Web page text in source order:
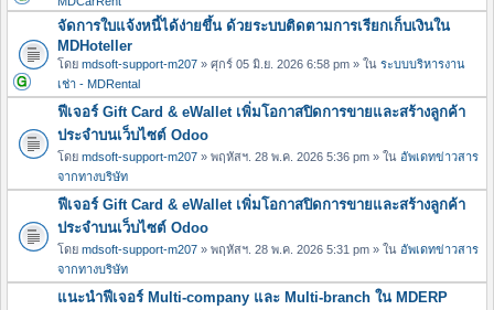
จัดการใบแจ้งหนี้ได้ง่ายขึ้น ด้วยระบบติดตามการเรียกเก็บเงินใน
MDHoteller
โดย mdsoft-support-m207 » ศุกร์ 05 มิ.ย. 2026 6:58 pm » ใน ระบบบริหารงาน
เช่า - MDRental
ฟีเจอร์ Gift Card & eWallet เพิ่มโอกาสปิดการขายและสร้างลูกค้า
ประจำบนเว็บไซต์ Odoo
โดย mdsoft-support-m207 » พฤหัสฯ. 28 พ.ค. 2026 5:36 pm » ใน อัพเดทข่าวสาร
จากทางบริษัท
ฟีเจอร์ Gift Card & eWallet เพิ่มโอกาสปิดการขายและสร้างลูกค้า
ประจำบนเว็บไซต์ Odoo
โดย mdsoft-support-m207 » พฤหัสฯ. 28 พ.ค. 2026 5:31 pm » ใน อัพเดทข่าวสาร
จากทางบริษัท
แนะนำฟีเจอร์ Multi-company และ Multi-branch ใน MDERP